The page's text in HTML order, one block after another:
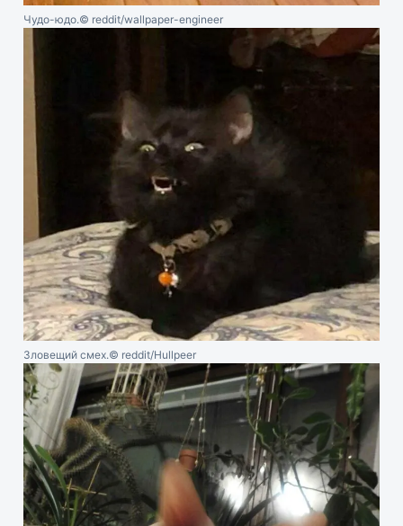
Чудо-юдо.© reddit/wallpaper-engineer
Зловещий смех.© reddit/Hullpeer